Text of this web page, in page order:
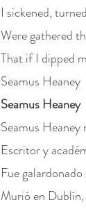
I sickened,
Were gathered
That if I dipped
Seamus Heaney
Seamus Heaney
Seamus
Escritor y
Fue
Murió en